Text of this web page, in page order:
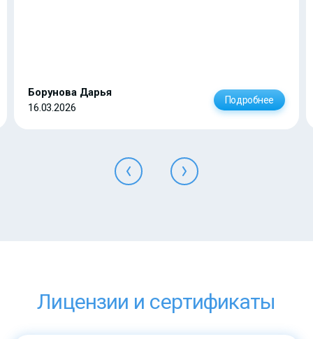
Борунова Дарья
16.03.2026
Подробнее
Лицензии и сертификаты